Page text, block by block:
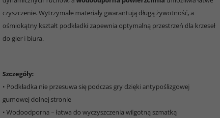
czyszczenie. Wytrzymałe materiały gwarantują długą żywotność, a
ośmiokątny kształt podkładki zapewnia optymalną przestrzeń dla krzeseł
do gier i biura.
Szczegóły:
• Podkładka nie przesuwa się podczas gry dzięki antypoślizgowej
gumowej dolnej stronie
• Wodoodporna – łatwa do wyczyszczenia wilgotną szmatką